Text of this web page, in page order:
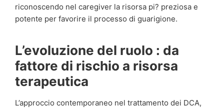
riconoscendo nel caregiver la risorsa pi? preziosa e
potente per favorire il processo di guarigione.
L’evoluzione del ruolo : da
fattore di rischio a risorsa
terapeutica
L’approccio contemporaneo nel trattamento dei DCA,